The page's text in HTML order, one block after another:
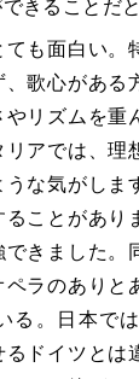
きることだ
も面白い。
歌心がある
リズムを重
アでは、理
な気がしま
ることがあり
できました
ラのありと
る。日本で
ドイツとは